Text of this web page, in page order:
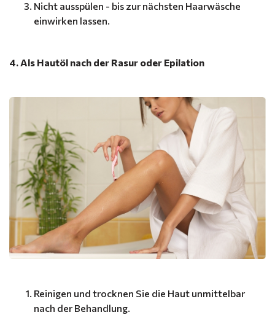
Nicht ausspülen - bis zur nächsten Haarwäsche
einwirken lassen.
4. Als Hautöl nach der Rasur oder Epilation
Reinigen und trocknen Sie die Haut unmittelbar
nach der Behandlung.